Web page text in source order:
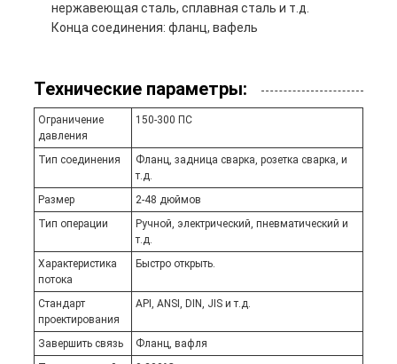
нержавеющая сталь, сплавная сталь и т.д.
Конца соединения: фланц, вафель
Технические параметры:
Ограничение
давления
150-300 ПС
Тип соединения
Фланц, задница сварка, розетка сварка, и
т.д.
Размер
2-48 дюймов
Тип операции
Ручной, электрический, пневматический и
т.д.
Характеристика
потока
Быстро открыть.
Стандарт
проектирования
API, ANSI, DIN, JIS и т.д.
Завершить связь
Фланц, вафля